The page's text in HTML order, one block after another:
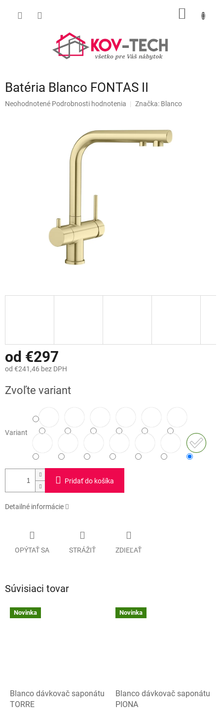
Batéria Blanco FONTAS II
Priemerné
Neohodnotené Podrobnosti hodnotenia Značka: Blanco
od €297
od €241,46 bez DPH
cena:
Zvoľte variant
Variant
Pridať do košíka
Detailné informácie
OPÝTAŤ SA STRÁŽIŤ ZDIEĽAŤ
Súvisiaci tovar
Novinka
Blanco dávkovač saponátu
TORRE
Novinka
Blanco dávkovač saponátu
PIONA